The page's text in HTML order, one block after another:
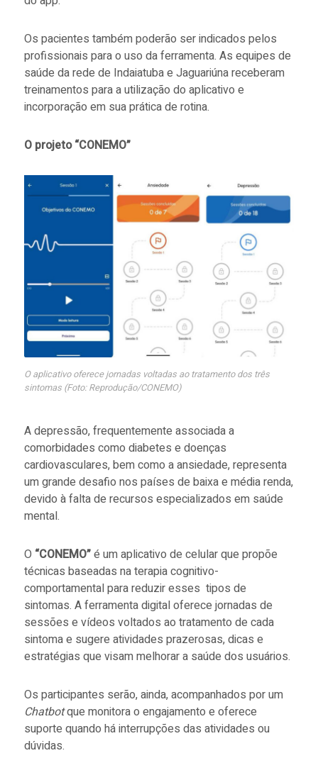
Os pacientes também poderão ser indicados pelos
profissionais para o uso da ferramenta. As equipes de
saúde da rede de Indaiatuba e Jaguariúnareceberam
treinamentos para a utilização do aplicativo e
incorporação em sua prática de rotina.
O projeto “CONEMO”
O aplicativo oferece jornadas voltadas ao tratamento dos três
sintomas (Foto: Reprodução/CONEMO)
A depressão, frequentemente associada a
comorbidades como diabetes e doenças
cardiovasculares, bem como a ansiedade, representa
um grande desafio nos países de baixa e média renda,
devido à falta de recursos especializados em saúde
mental.
O “CONEMO”é um aplicativo de celular que propõe
técnicas baseadas na terapia cognitivo-
comportamental para reduzir esses tipos de
sintomas. A ferramenta digital oferece jornadas de
sessões e vídeos voltados ao tratamento de cada
sintoma e sugere atividades prazerosas, dicas e
estratégias que visam melhorar a saúde dos usuários.
Os participantes serão, ainda, acompanhados por um
Chatbotque monitora o engajamento e oferece
suporte quando há interrupções das atividades ou
dúvidas.